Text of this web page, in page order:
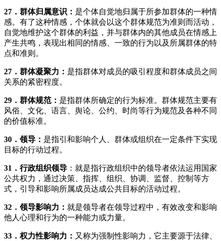
27 ．群体归属意识： 是个体自觉地归属于所参加群体的一种情
感。有了这种情感，个体就会以这个群体规范为准则而活动，
自觉地维护这个群体的利益，并与群体内的其他成员在情感上
产生共鸣，表现出相同的情感、一致的行为以及所属群体的特
点和准则。
27 ．群体凝聚力： 是指群体对成员的吸引程度和群体成员之间
关系的紧密程度。
29 ．群体规范： 是指群体所确定的行为标准。群体规范主要有
风俗、文化、语言、舆论、公约、时尚等行为规范及各种不同
的价值标准。
30 ．领导： 是指引和影响个人、群体或组织在一定条件下实现
目标的行动过程。
31 ．行政组织领导 ：就是指行政组织中的领导者依法运用国家
公共权力，通过决策、指挥、组织、协调、监督、控制等方
式，引导和影响所属成员达成公共目标的活动过程。
32 ．领导影响力： 就是领导者在领导过程中，有效改变和影响
他人心理和行为的一种能力或力量。
33 ．权力性影响力： 又称为强制性影响力，它主要源于法律、